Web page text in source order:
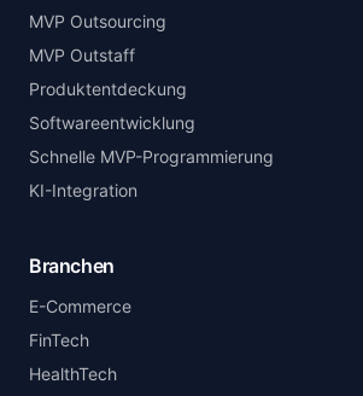
MVP Outsourcing
MVP Outstaff
Produktentdeckung
Softwareentwicklung
Schnelle MVP-Programmierung
KI-Integration
Branchen
E-Commerce
FinTech
HealthTech